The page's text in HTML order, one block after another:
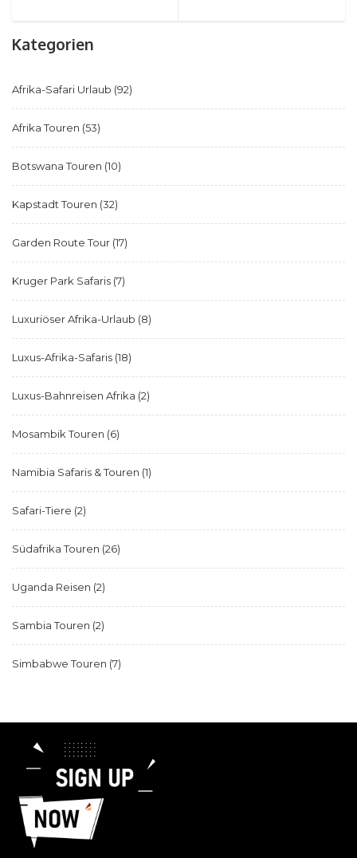
Kategorien
Afrika-Safari Urlaub (92)
Afrika Touren (53)
Botswana Touren (10)
Kapstadt Touren (32)
Garden Route Tour (17)
Kruger Park Safaris (7)
Luxuriöser Afrika-Urlaub (8)
Luxus-Afrika-Safaris (18)
Luxus-Bahnreisen Afrika (2)
Mosambik Touren (6)
Namibia Safaris & Touren (1)
Safari-Tiere (2)
Südafrika Touren (26)
Uganda Reisen (2)
Sambia Touren (2)
Simbabwe Touren (7)